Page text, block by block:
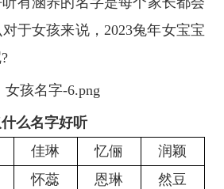
于女孩来说，2023兔年女宝宝
么名字好听
佳琳 忆俪
润颖
怀蕊 恩琳
然豆